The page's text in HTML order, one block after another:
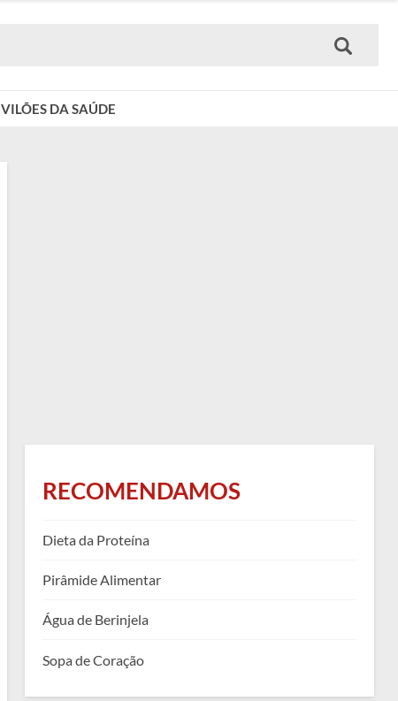
VILÕES DA SAÚDE
RECOMENDAMOS
Dieta da Proteína
Pirâmide Alimentar
Água de Berinjela
Sopa de Coração